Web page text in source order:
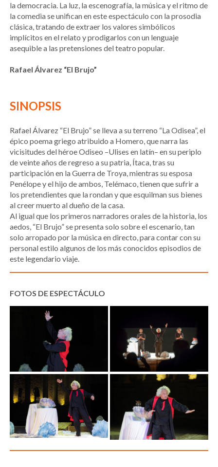
la democracia. La luz, la escenografía, la música y el ritmo de
la comedia se unifican en este espectáculo con la prosodia
clásica, tratando de extraer los valores simbólicos
implícitos en el relato y prodigarlos con un lenguaje
asequible a las pretensiones del teatro popular.
Rafael Álvarez “El Brujo”
SINOPSIS
Rafael Álvarez “El Brujo” se lleva a su terreno “La Odisea”, el
épico poema griego atribuido a Homero, que narra las
vicisitudes del héroe Odiseo –Ulises en latín– en su periplo
de veinte años de regreso a su patria, Ítaca, tras su
participación en la Guerra de Troya, mientras su esposa
Penélope y el hijo de ambos, Telémaco, tienen que sufrir a
los pretendientes que la rondan y que esquilman sus bienes
al creer muerto al dueño de la casa.
Al igual que los primeros narradores orales de la historia, los
aedos, “El Brujo” se presenta solo sobre el escenario, tan
solo arropado por la música en directo, para contar con su
personal estilo algunos de los más conocidos episodios de
este legendario viaje.
FOTOS DE ESPECTÁCULO